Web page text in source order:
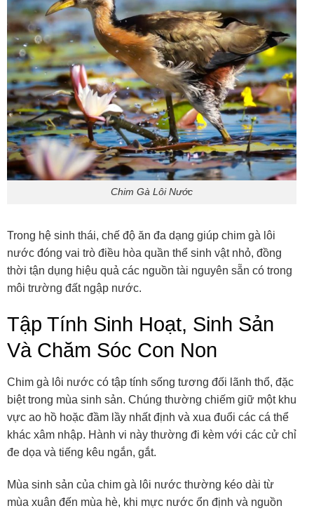
Chim Gà Lôi Nước
Trong hệ sinh thái, chế độ ăn đa dạng giúp chim gà lôi
nước đóng vai trò điều hòa quần thể sinh vật nhỏ, đồng
thời tận dụng hiệu quả các nguồn tài nguyên sẵn có trong
môi trường đất ngập nước.
Tập Tính Sinh Hoạt, Sinh Sản
Và Chăm Sóc Con Non
Chim gà lôi nước có tập tính sống tương đối lãnh thổ, đặc
biệt trong mùa sinh sản. Chúng thường chiếm giữ một khu
vực ao hồ hoặc đầm lầy nhất định và xua đuổi các cá thể
khác xâm nhập. Hành vi này thường đi kèm với các cử chỉ
đe dọa và tiếng kêu ngắn, gắt.
Mùa sinh sản của chim gà lôi nước thường kéo dài từ
mùa xuân đến mùa hè, khi mực nước ổn định và nguồn